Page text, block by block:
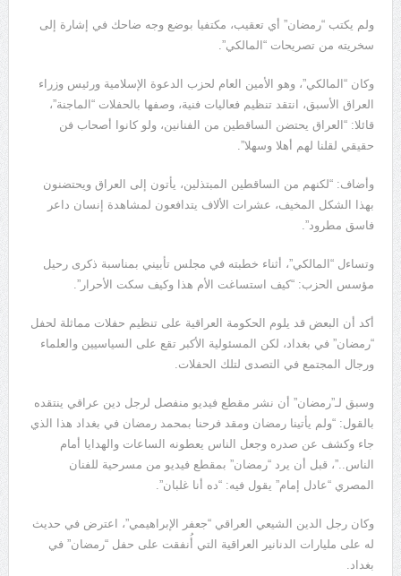
ولم يكتب “رمضان” أي تعقيب، مكتفيا بوضع وجه ضاحك في إشارة إلى
سخريته من تصريحات “المالكي”.
وكان “المالكي”، وهو الأمين العام لحزب الدعوة الإسلامية ورئيس وزراء
العراق الأسبق، انتقد تنظيم فعاليات فنية، وصفها بالحفلات “الماجنة”،
قائلا: “العراق يحتضن الساقطين من الفنانين، ولو كانوا أصحاب فن
حقيقي لقلنا لهم أهلا وسهلا”.
وأضاف: “لكنهم من الساقطين المبتذلين، يأتون إلى العراق ويحتضنون
بهذا الشكل المخيف، عشرات الألاف يتدافعون لمشاهدة إنسان داعر
فاسق مطرود”.
وتساءل “المالكي”، أثناء خطبته في مجلس تأبيني بمناسبة ذكرى رحيل
مؤسس الحزب: “كيف استساغت الأم هذا وكيف سكت الأحرار”.
أكد أن البعض قد يلوم الحكومة العراقية على تنظيم حفلات مماثلة لحفل
“رمضان” في بغداد، لكن المسئولية الأكبر تقع على السياسيين والعلماء
ورجال المجتمع في التصدى لتلك الحفلات.
وسبق لـ”رمضان” أن نشر مقطع فيديو منفصل لرجل دين عراقي ينتقده
بالقول: “ولم يأتينا رمضان ومقد فرحنا بمحمد رمضان في بغداد هذا الذي
جاء وكشف عن صدره وجعل الناس يعطونه الساعات والهدايا أمام
الناس..”، قبل أن يرد “رمضان” بمقطع فيديو من مسرحية للفنان
المصري “عادل إمام” يقول فيه: “ده أنا غلبان”.
وكان رجل الدين الشيعي العراقي “جعفر الإبراهيمي”، اعترض في حديث
له على مليارات الدنانير العراقية التي أُنفقت على حفل “رمضان” في
بغداد.